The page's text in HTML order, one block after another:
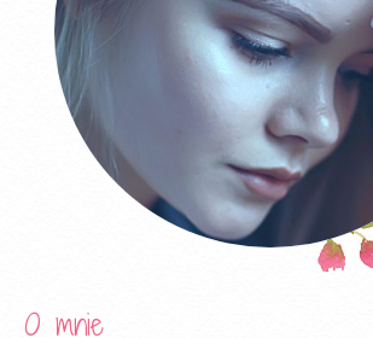
O mnie